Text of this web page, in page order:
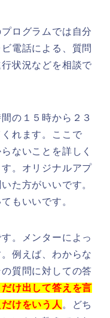
ログラムでは自分
電話による、質問
状況などを相談で
の１５時から２３
れます。ここで
ないことを詳しく
。オリジナルアプ
た方がいいです。
もいいです。
。メンターによっ
例えば、わからな
質問に対しての答
だけ出して答えを言
けをいう人 。どち